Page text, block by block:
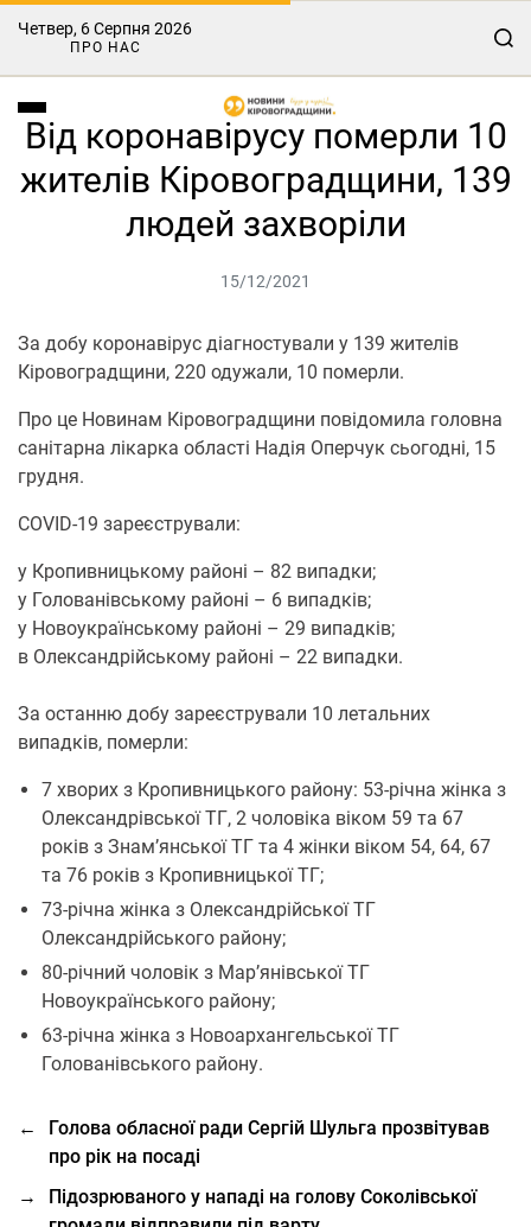
Четвер, 6 Серпня 2026
ПРО НАС
Від коронавірусу померли 10
жителів Кіровоградщини, 139
людей захворіли
15/12/2021
За добу коронавірус діагностували у 139 жителів
Кіровоградщини, 220 одужали, 10 померли.
Про це Нoвинам Кірoвoградщини повідомила головна
санітарна лікарка області Надія Оперчук сьогодні, 15
грудня.
COVID-19 зареєстрували:
у Кропивницькому районі – 82 випадки;
у Голованівському районі – 6 випадків;
у Новоукраїнському районі – 29 випадків;
в Олександрійському районі – 22 випадки.
За останню добу зареєстрували 10 летальних
випадків, померли:
7 хворих з Кропивницького району: 53-річна жінка з
Олександрівської ТГ, 2 чоловіка віком 59 та 67
років з Знам’янської ТГ та 4 жінки віком 54, 64, 67
та 76 років з Кропивницької ТГ;
73-річна жінка з Олександрійської ТГ
Олександрійського району;
80-річний чоловік з Мар’янівської ТГ
Новоукраїнського району;
63-річна жінка з Новоархангельської ТГ
Голованівського району.
←
Голова обласної ради Сергій Шульга прозвітував
про рік на посаді
→
Підозрюваного у нападі на голову Соколівської